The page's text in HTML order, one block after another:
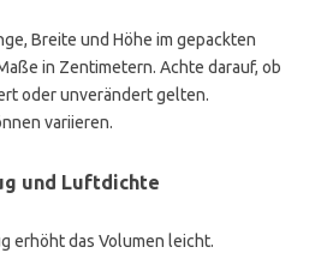
Breite und Höhe im gepackten
in Zentimetern. Achte darauf, ob
oder unverändert gelten.
variieren.
und Luftdichte
erhöht das Volumen leicht.